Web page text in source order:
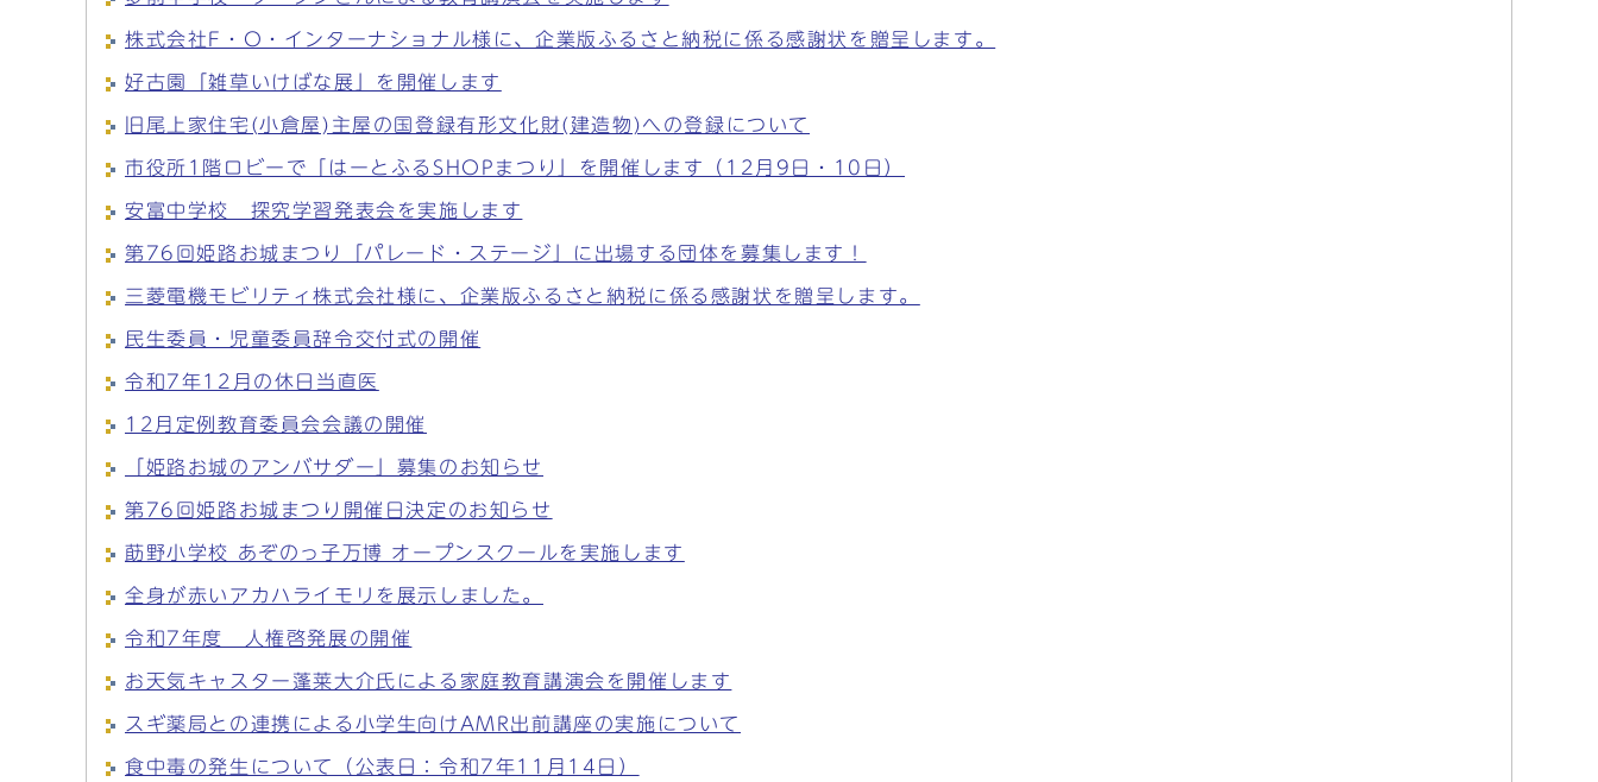
株式会社F・O・インターナショナル様に、企業版ふるさと納税に係る感謝状を贈呈します。
好古園「雑草いけばな展」を開催します
旧尾上家住宅(小倉屋)主屋の国登録有形文化財(建造物)への登録について
市役所1階ロビーで「はーとふるSHOPまつり」を開催します（12月9日・10日）
安富中学校 探究学習発表会を実施します
第76回姫路お城まつり「パレード・ステージ」に出場する団体を募集します！
三菱電機モビリティ株式会社様に、企業版ふるさと納税に係る感謝状を贈呈します。
民生委員・児童委員辞令交付式の開催
令和7年12月の休日当直医
12月定例教育委員会会議の開催
「姫路お城のアンバサダー」募集のお知らせ
第76回姫路お城まつり開催日決定のお知らせ
莇野小学校 あぞのっ子万博 オープンスクールを実施します
全身が赤いアカハライモリを展示しました。
令和7年度 人権啓発展の開催
お天気キャスター蓬莱大介氏による家庭教育講演会を開催します
スギ薬局との連携による小学生向けAMR出前講座の実施について
食中毒の発生について（公表日：令和7年11月14日）